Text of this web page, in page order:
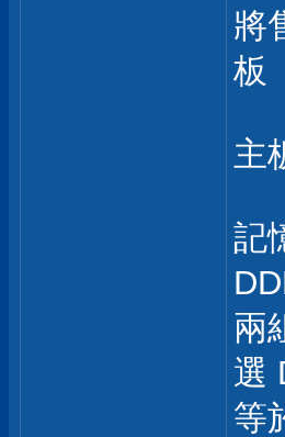
將
板
主
記
兩
選
等